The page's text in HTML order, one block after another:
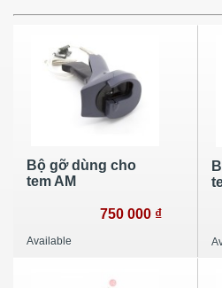
Bộ gỡ dùng cho
tem AM
750 000 ₫
Available